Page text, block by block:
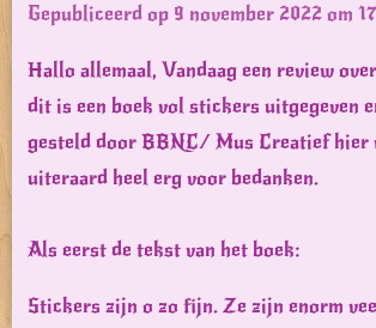
hoofdinhoud
Gepubliceerd op 9 november 2022 om
Hallo allemaal, Vandaag een review
dit is een boek vol stickers uitgegeven
gesteld door BBNC/ Mus Creatief hier
uiteraard heel erg voor bedanken.
Als eerst de tekst van het boek:
Stickers zijn o zo fijn. Ze zijn enorm